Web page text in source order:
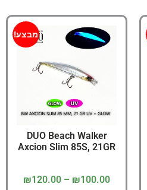
מבצע!
DUO Beach Walker
Axcion Slim 85S, 21GR
₪100.00
–
₪120.00